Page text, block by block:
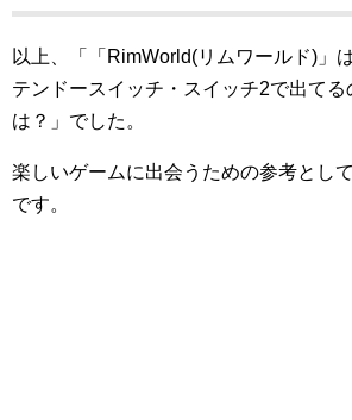
以上、「「RimWorld(リムワールド)」
テンドースイッチ・スイッチ2で出て
は？」でした。
楽しいゲームに出会うための参考とし
です。